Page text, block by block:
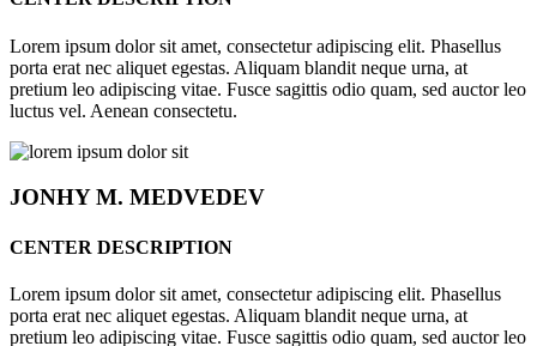
Lorem ipsum dolor sit amet, consectetur adipiscing elit. Phasellus
porta erat nec aliquet egestas. Aliquam blandit neque urna, at
pretium leo adipiscing vitae. Fusce sagittis odio quam, sed auctor leo
luctus vel. Aenean consectetu.
JONHYM. MEDVEDEV
CENTER DESCRIPTION
Lorem ipsum dolor sit amet, consectetur adipiscing elit. Phasellus
porta erat nec aliquet egestas. Aliquam blandit neque urna, at
pretium leo adipiscing vitae. Fusce sagittis odio quam, sed auctor leo